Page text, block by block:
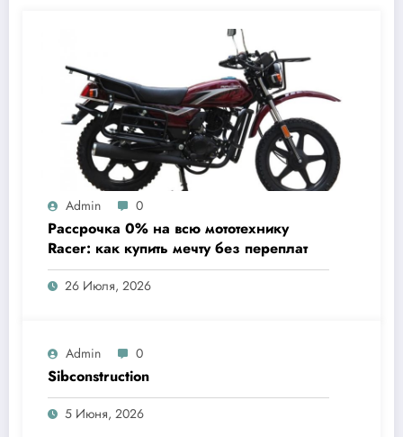
Admin 0
Рассрочка 0% на всю мототехнику
Racer: как купить мечту без переплат
26 Июля, 2026
Admin 0
Sibconstruction
5 Июня, 2026